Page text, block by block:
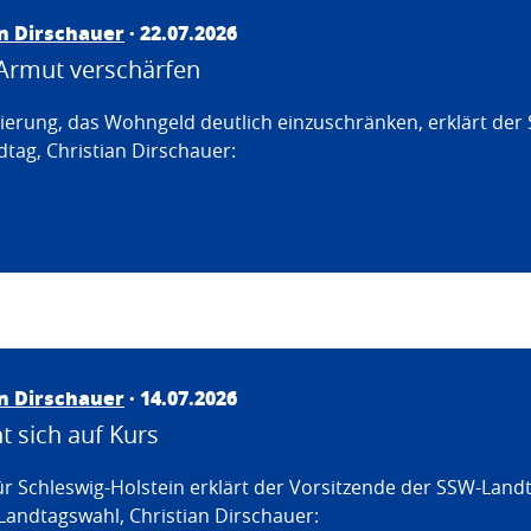
Dirschauer· 22.07.2026
verschärfen
das Wohngeld deutlich einzuschränken, erklärt der
Christian Dirschauer:
Dirschauer· 14.07.2026
sich auf Kurs
Schleswig-Holstein erklärt der Vorsitzende der SSW-
Christian Dirschauer: